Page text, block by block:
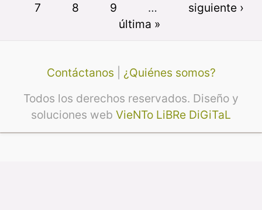
7
8 9 …
siguiente ›
última »
Contáctanos
¿Quiénes somos?
Todos los derechos reservados. Diseño y
soluciones web VieNTo LiBRe DiGiTaL